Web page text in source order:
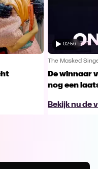
02:56
The Masked
De winnaar
nog een
Bekijk nu de